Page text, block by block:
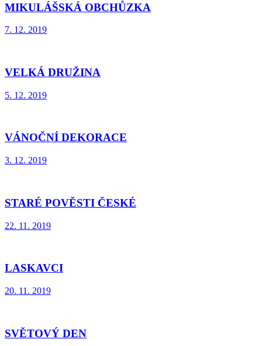
MIKULÁŠSKÁ OBCHŮZKA
7. 12. 2019
VELKÁ DRUŽINA
5. 12. 2019
VÁNOČNÍ DEKORACE
3. 12. 2019
STARÉ POVĚSTI ČESKÉ
22. 11. 2019
LASKAVCI
20. 11. 2019
SVĚTOVÝ DEN